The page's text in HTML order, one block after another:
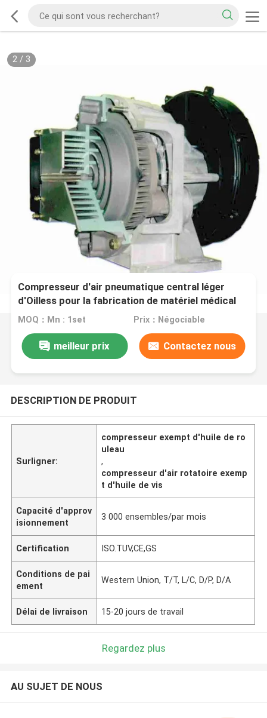
2/ 3
Compresseur d'air pneumatique central léger
d'Oilless pour la fabrication de matériel médical
MOQ：Mn : 1set Prix：Négociable
meilleur prix Contactez nous
DESCRIPTION DE PRODUIT
Surligner:
compresseur exempt d'huile de ro
uleau
,
compresseur d'air rotatoire exemp
t d'huile de vis
Capacité d'approv
isionnement
3 000 ensembles/par mois
Certification ISO.TUV,CE,GS
Conditions de pai
ement
Western Union, T/T, L/C, D/P, D/A
Délai de livraison 15-20 jours de travail
Regardez plus
AU SUJET DE NOUS